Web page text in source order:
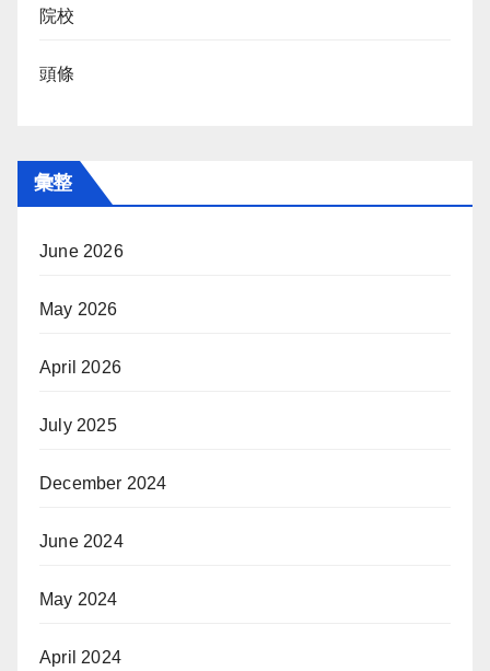
院校
頭條
彙整
June 2026
May 2026
April 2026
July 2025
December 2024
June 2024
May 2024
April 2024